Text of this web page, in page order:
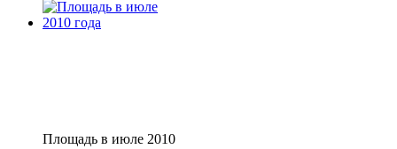
Площадь в июле 2010